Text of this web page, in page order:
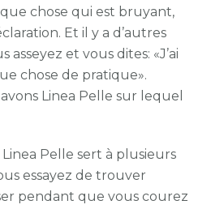
chose qui est bruyant,
Et il y a d’autres
et vous dites: «J’ai
chose de pratique».
Linea Pelle sur lequel
Pelle sert à plusieurs
essayez de trouver
pendant que vous courez